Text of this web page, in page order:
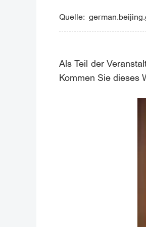
Quelle:
Als Teil der
Kommen Sie dieses